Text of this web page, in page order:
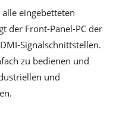
eingebetteten
der Front-Panel-PC der
Signalschnittstellen.
zu bedienen und
und